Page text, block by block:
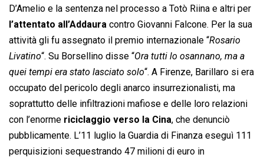
D’Amelio e la sentenza nel processo a Totò Riina e altri per
l’attentato all’Addaura contro Giovanni Falcone. Per la sua
attività gli fu assegnato il premio internazionale “Rosario
Livatino“. Su Borsellino disse “Ora tutti lo osannano, ma a
quei tempi era stato lasciato solo“. A Firenze, Barillaro si era
occupato del pericolo degli anarco insurrezionalisti, ma
soprattutto delle infiltrazioni mafiose e delle loro relazioni
con l’enorme riciclaggio verso la Cina, che denunciò
pubblicamente. L’11 luglio la Guardia di Finanza eseguì 111
perquisizioni sequestrando 47 milioni di euro in